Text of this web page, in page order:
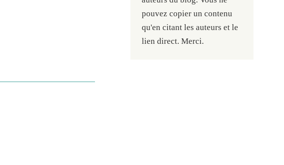
pouvez copier un contenu
qu'en citant les auteurs et le
lien direct. Merci.